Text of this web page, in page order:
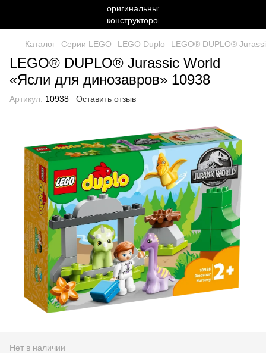
Каталог Серии LEGO LEGO Duplo LEGO® DUPLO®
LEGO® DUPLO® Jurassic World
«Ясли для динозавров» 10938
Артикул: 10938 Оставить отзыв
Нет в наличии